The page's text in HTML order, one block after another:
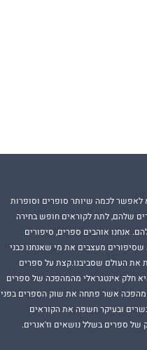
לאפשר לכמה שיותר סופרים וסופרות
שלהם, לתת לקוראים חופש בחירה
אנחנו אוהבים ספרים, סיפורים
שסיפורים מעצבים את מי שאנחנו כבני
את העולם שסביבנו.קצת על ספרים
היא חלק אינטגראלי מהמהפכה של ספרים
מהפכה אשר פתחה את שוק הספרים בפני
ובעיקר חשפה את הקוראים
ספרים בשלל נושאים וז'אנרים.